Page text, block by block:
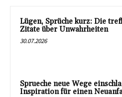
Lügen, Sprüche kurz: Die
Zitate über Unwahrheiten
30.07.2026
Sprueche neue Wege
Inspiration für einen